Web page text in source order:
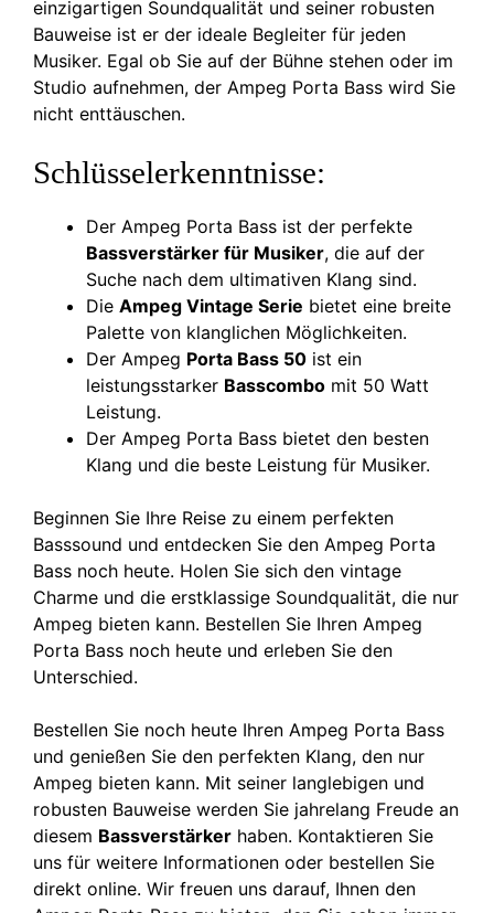
einzigartigen Soundqualität und seiner robusten
Bauweise ist er der ideale Begleiter für jeden
Musiker. Egal ob Sie auf der Bühne stehen oder im
Studio aufnehmen, der Ampeg Porta Bass wird Sie
nicht enttäuschen.
Schlüsselerkenntnisse:
Der Ampeg Porta Bass ist der perfekte
Bassverstärker für Musiker, die auf der
Suche nach dem ultimativen Klang sind.
Die Ampeg Vintage Serie bietet eine breite
Palette von klanglichen Möglichkeiten.
Der Ampeg Porta Bass 50 ist ein
leistungsstarker Basscombo mit 50 Watt
Leistung.
Der Ampeg Porta Bass bietet den besten
Klang und die beste Leistung für Musiker.
Beginnen Sie Ihre Reise zu einem perfekten
Basssound und entdecken Sie den Ampeg Porta
Bass noch heute. Holen Sie sich den vintage
Charme und die erstklassige Soundqualität, die nur
Ampeg bieten kann. Bestellen Sie Ihren Ampeg
Porta Bass noch heute und erleben Sie den
Unterschied.
Bestellen Sie noch heute Ihren Ampeg Porta Bass
und genießen Sie den perfekten Klang, den nur
Ampeg bieten kann. Mit seiner langlebigen und
robusten Bauweise werden Sie jahrelang Freude an
diesem Bassverstärker haben. Kontaktieren Sie
uns für weitere Informationen oder bestellen Sie
direkt online. Wir freuen uns darauf, Ihnen den